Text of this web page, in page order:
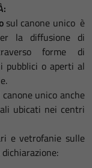
sul canone unico è
la diffusione di
forme di
pubblici o aperti al
unico anche
ubicati nei centri
e vetrofanie sulle